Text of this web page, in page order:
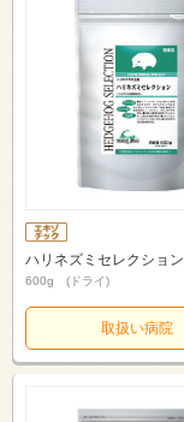
ハリネズミセレクション
600g (ドライ)
取扱い病院